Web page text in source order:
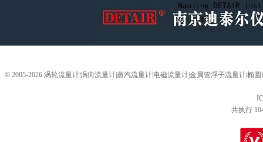
© 2005-2026 涡轮流量计|涡街流量计|蒸汽流量计|电磁流量计|金属管浮子流量计|椭
共执行